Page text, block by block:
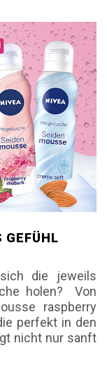
GEFÜHL
die jeweils
holen? Von
raspberry
perfekt in den
nicht nur sanft